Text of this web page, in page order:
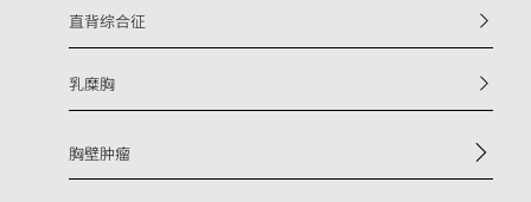
直背综合征
乳糜胸
胸壁肿瘤